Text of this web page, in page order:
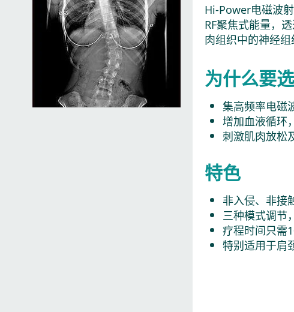
Hi-Power电磁波
RF聚焦式能量，
肉组织中的神经组
为什么要
集高频率电磁
增加血液循环
刺激肌肉放松
特色
非入侵、非接
三种模式调节
疗程时间只需
特别适用于肩